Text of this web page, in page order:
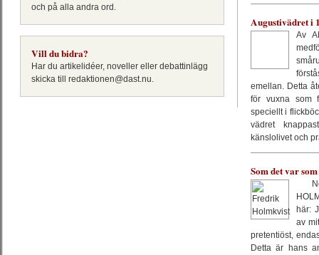
och på alla andra ord.
Vill du bidra?
Har du artikelidéer, noveller eller debattinlägg
skicka till redaktionen@dast.nu.
Augustivädret i
Av
emellan. Detta
för vuxna som
speciellt i
vädret
känslolivet och
Som det var
här:
av
pretentiöst,
Detta är hans